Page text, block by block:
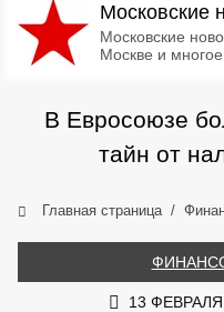
Московские
Московские
Москве и многое
В Евросоюзе
тайн от
Главная страница
13